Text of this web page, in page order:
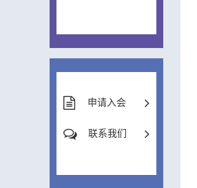
申请入会
联系我们